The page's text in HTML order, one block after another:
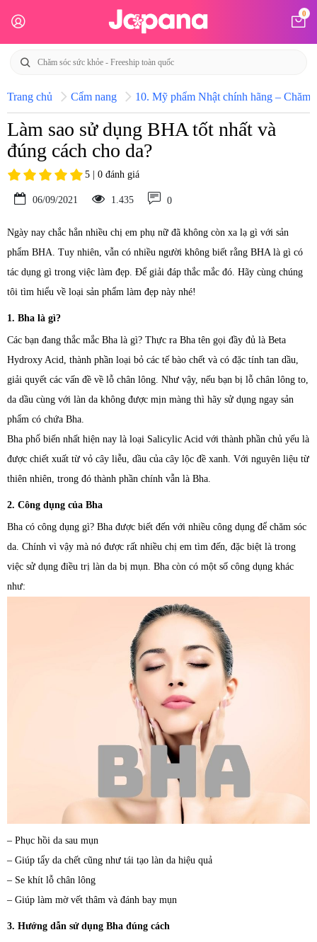
0
Trang chủ Cẩm nang 10. Mỹ phẩm Nhật chính hãng – Chăm
Làm sao sử dụng BHA tốt nhất và
đúng cách cho da?
5 | 0 đánh giá
06/09/2021 1.435 0
Ngày nay chắc hẳn nhiều chị em phụ nữ đã không còn xa lạ gì với sản
phẩm BHA. Tuy nhiên, vẫn có nhiều người không biết rằng BHA là gì có
tác dụng gì trong việc làm đẹp. Để giải đáp thắc mắc đó. Hãy cùng chúng
tôi tìm hiểu về loại sản phẩm làm đẹp này nhé!
1. Bha là gì?
Các bạn đang thắc mắc Bha là gì? Thực ra Bha tên gọi đầy đủ là Beta
Hydroxy Acid, thành phần loại bỏ các tế bào chết và có đặc tính tan dầu,
giải quyết các vấn đề về lỗ chân lông. Như vậy, nếu bạn bị lỗ chân lông to,
da dầu cùng với làn da không được mịn màng thì hãy sử dụng ngay sản
phẩm có chứa Bha.
Bha phổ biến nhất hiện nay là loại Salicylic Acid với thành phần chủ yếu là
được chiết xuất từ vỏ cây liễu, dầu của cây lộc đề xanh. Với nguyên liệu từ
thiên nhiên, trong đó thành phần chính vẫn là Bha.
2. Công dụng của Bha
Bha có công dụng gì? Bha được biết đến với nhiều công dụng để chăm sóc
da. Chính vì vậy mà nó được rất nhiều chị em tìm đến, đặc biệt là trong
việc sử dụng điều trị làn da bị mụn. Bha còn có một số công dụng khác
như:
– Phục hồi da sau mụn
– Giúp tẩy da chết cũng như tái tạo làn da hiệu quả
– Se khít lỗ chân lông
– Giúp làm mờ vết thâm và đánh bay mụn
3. Hướng dẫn sử dụng Bha đúng cách